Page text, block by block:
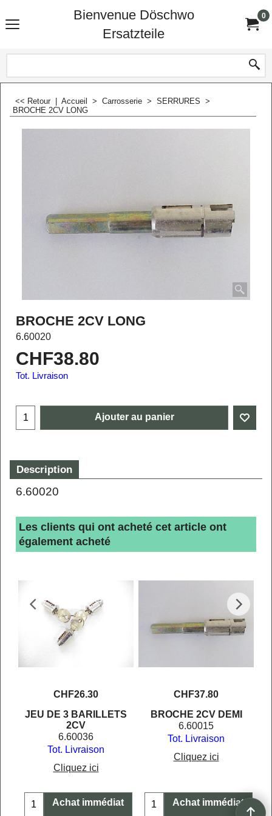
Bienvenue Döschwo
Ersatzteile
0
<< Retour Accueil > Carrosserie > SERRURES >
BROCHE 2CV LONG
BROCHE 2CV LONG
6.60020
CHF38.80
Tot. Livraison
Ajouter au panier
Description
6.60020
Les clients qui ont acheté cet article ont
également acheté
CHF26.30
JEU DE 3 BARILLETS
2CV
6.60036
Tot. Livraison
Cliquez ici
Achat immédiat
CHF37.80
BROCHE 2CV DEMI
6.60015
Tot. Livraison
Cliquez ici
Achat immédiat